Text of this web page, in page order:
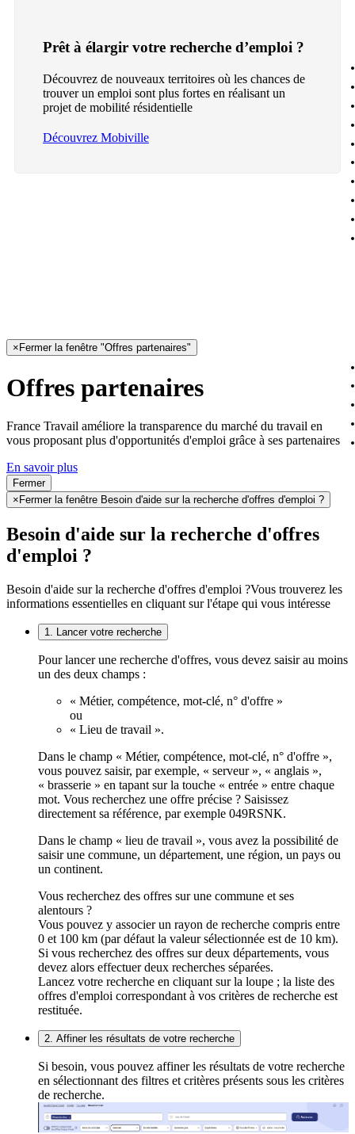
Prêt à élargir votre recherche d’emploi ?
Découvrez de nouveaux territoires où les chances de
trouver un emploi sont plus fortes en réalisant un
projet de mobilité résidentielle
Découvrez Mobiville
× Fermer la fenêtre "Offres partenaires"
Offres partenaires
France Travail améliore la transparence du marché du travail en
vous proposant plus d'opportunités d'emploi grâce à ses partenaires
En savoir plus
Fermer
× Fermer la fenêtre Besoin d'aide sur la recherche d'offres d'emploi ?
Besoin d'aide sur la recherche d'offres
d'emploi ?
Besoin d'aide sur la recherche d'offres d'emploi ?Vous trouverez les
informations essentielles en cliquant sur l'étape qui vous intéresse
1. Lancer votre recherche
Pour lancer une recherche d'offres, vous devez saisir au moins
un des deux champs :
« Métier, compétence, mot-clé, n° d'offre »
ou
« Lieu de travail ».
Dans le champ « Métier, compétence, mot-clé, n° d'offre »,
vous pouvez saisir, par exemple, « serveur », « anglais »,
« brasserie » en tapant sur la touche « entrée » entre chaque
mot. Vous recherchez une offre précise ? Saisissez
directement sa référence, par exemple 049RSNK.
Dans le champ « lieu de travail », vous avez la possibilité de
saisir une commune, un département, une région, un pays ou
un continent.
Vous recherchez des offres sur une commune et ses
alentours ?
Vous pouvez y associer un rayon de recherche compris entre
0 et 100 km (par défaut la valeur sélectionnée est de 10 km).
Si vous recherchez des offres sur deux départements, vous
devez alors effectuer deux recherches séparées.
Lancez votre recherche en cliquant sur la loupe ; la liste des
offres d'emploi correspondant à vos critères de recherche est
restituée.
2. Affiner les résultats de votre recherche
Si besoin, vous pouvez affiner les résultats de votre recherche
en sélectionnant des filtres et critères présents sous les critères
de recherche.